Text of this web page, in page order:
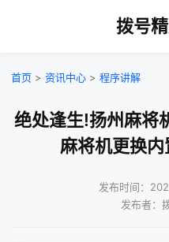
拨号
首页 > 资讯中心 > 程序讲解
绝处逢生!扬州麻将
麻将机更换
发布时间：
发布者：